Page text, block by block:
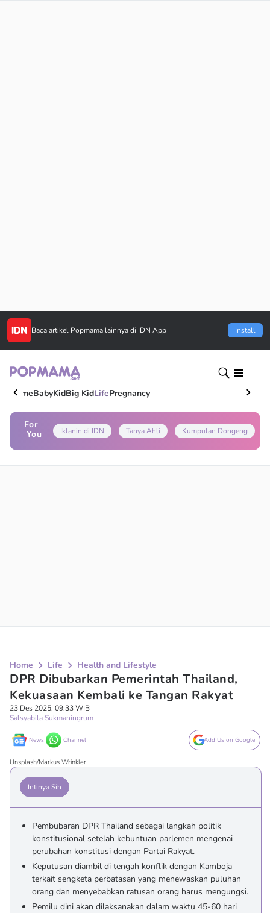
Baca artikel Popmama lainnya di IDN App Install
HomeBabyKidBig KidLifePregnancy
For
You
Iklanin di IDN Tanya Ahli Kumpulan Dongeng
Home Life Health and Lifestyle
DPR Dibubarkan Pemerintah Thailand,
Kekuasaan Kembali ke Tangan Rakyat
23 Des 2025, 09:33 WIB
Salsyabila Sukmaningrum
News Channel Add Us on Google
Unsplash/Markus Wrinkler
Intinya Sih
Pembubaran DPR Thailand sebagai langkah politik
konstitusional setelah kebuntuan parlemen mengenai
perubahan konstitusi dengan Partai Rakyat.
Keputusan diambil di tengah konflik dengan Kamboja
terkait sengketa perbatasan yang menewaskan puluhan
orang dan menyebabkan ratusan orang harus mengungsi.
Pemilu dini akan dilaksanakan dalam waktu 45-60 hari